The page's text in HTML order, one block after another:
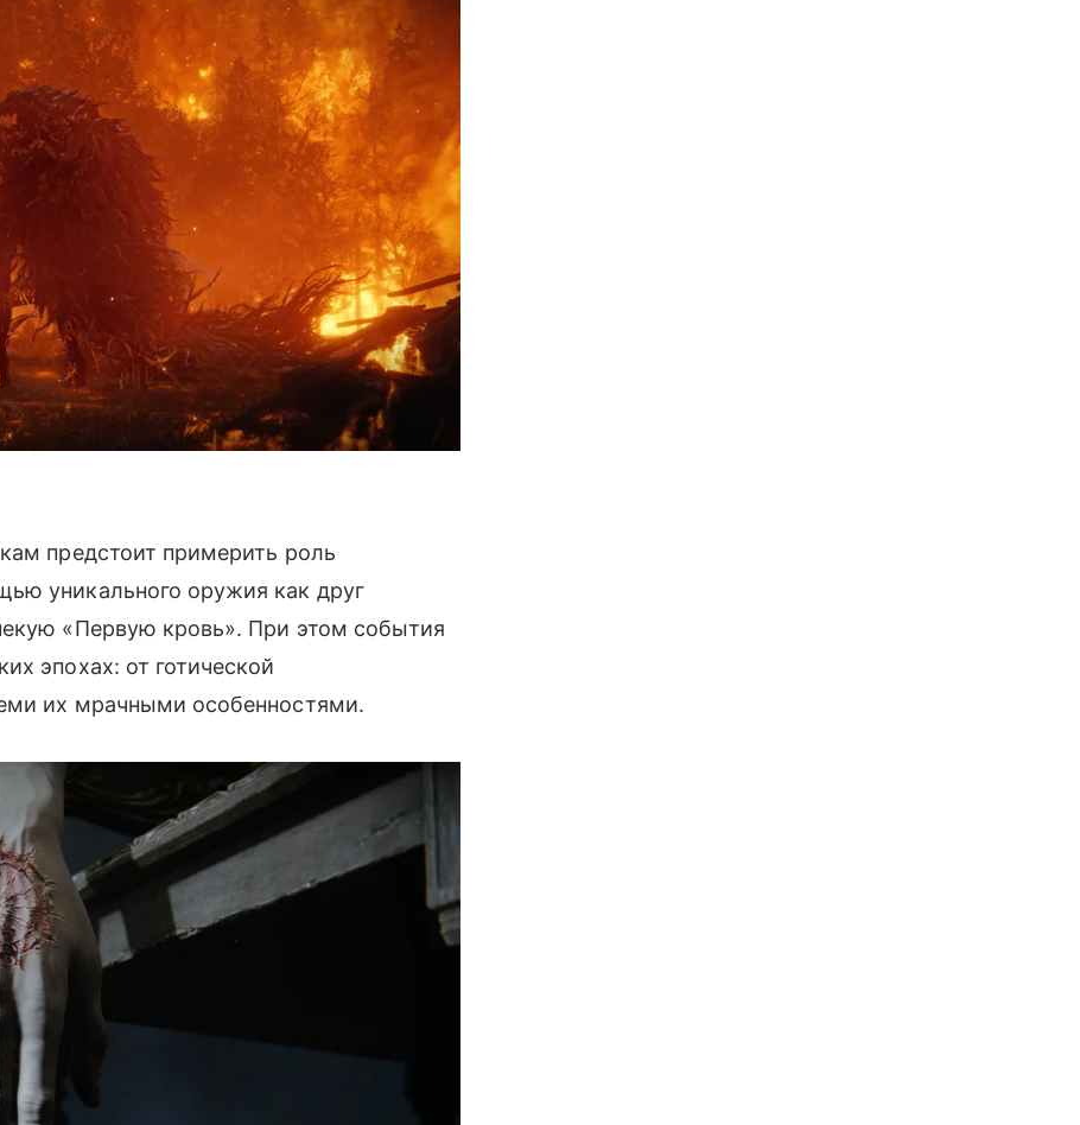
предстоит примерить роль
уникального оружия как друг
«Первую кровь». При этом события
эпохах: от готической
их мрачными особенностями.